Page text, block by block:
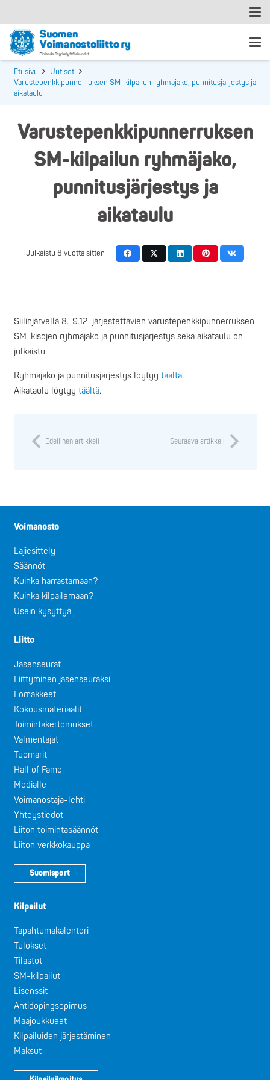
Etusivu
Uutiset
Varustepenkkipunnerruksen SM-kilpailun ryhmäjako, punnitusjärjestys ja
aikataulu
Varustepenkkipunnerruksen
SM-kilpailun ryhmäjako,
punnitusjärjestys ja
aikataulu
Julkaistu 8 vuotta sitten
Siilinjärvellä 8.-9.12. järjestettävien varustepenkkipunnerruksen
SM-kisojen ryhmäjako ja punnitusjärjestys sekä aikataulu on
julkaistu.
Ryhmäjako ja punnitusjärjestys löytyy täältä.
Aikataulu löytyy täältä.
Edellinen artikkeli Seuraava artikkeli
Voimanosto
Lajiesittely
Säännöt
Kuinka harrastamaan?
Kuinka kilpailemaan?
Usein kysyttyä
Liitto
Jäsenseurat
Liittyminen jäsenseuraksi
Lomakkeet
Kokousmateriaalit
Toimintakertomukset
Valmentajat
Tuomarit
Hall of Fame
Medialle
Voimanostaja-lehti
Yhteystiedot
Liiton toimintasäännöt
Liiton verkkokauppa
Suomisport
Kilpailut
Tapahtumakalenteri
Tulokset
Tilastot
SM-kilpailut
Lisenssit
Antidopingsopimus
Maajoukkueet
Kilpailuiden järjestäminen
Maksut